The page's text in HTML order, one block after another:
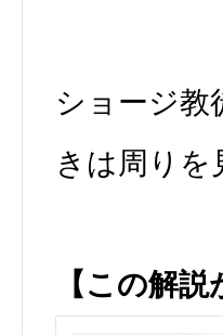
ショージ
きは周り
【この解